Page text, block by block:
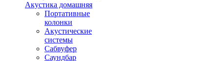
Акустика домашняя
Портативные
колонки
Акустические
системы
Сабвуфер
Саундбар